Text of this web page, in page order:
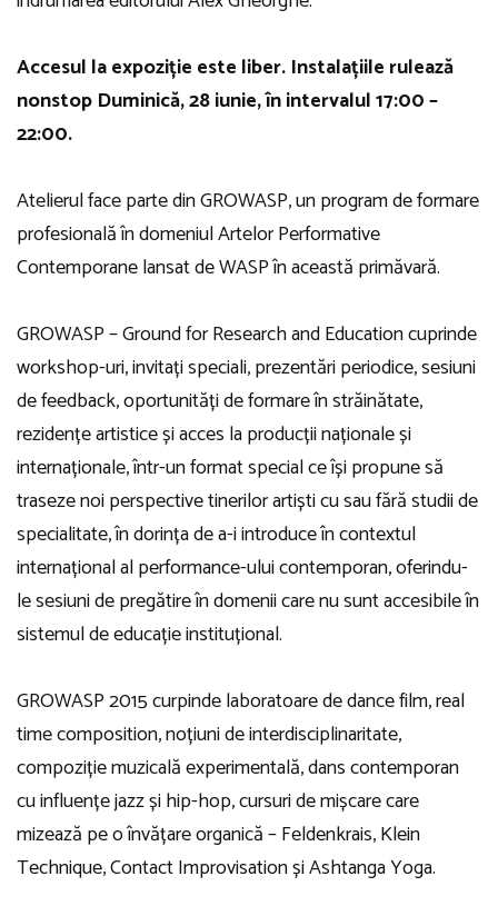
Accesul la expoziție este liber. Instalațiile rulează
nonstop Duminică, 28 iunie, în intervalul 17:00 –
22:00.
Atelierul face parte din GROWASP, un program de formare
profesională în domeniul Artelor Performative
Contemporane lansat de WASP în această primăvară.
GROWASP – Ground for Research and Education cuprinde
workshop-uri, invitați speciali, prezentări periodice, sesiuni
de feedback, oportunități de formare în străinătate,
rezidențe artistice și acces la producții naționale și
internaționale, într-un format special ce își propune să
traseze noi perspective tinerilor artiști cu sau fără studii de
specialitate, în dorința de a-i introduce în contextul
internațional al performance-ului contemporan, oferindu-
le sesiuni de pregătire în domenii care nu sunt accesibile în
sistemul de educație instituțional.
GROWASP 2015 curpinde laboratoare de dance film, real
time composition, noțiuni de interdisciplinaritate,
compoziție muzicală experimentală, dans contemporan
cu influențe jazz și hip-hop, cursuri de mișcare care
mizează pe o învățare organică – Feldenkrais, Klein
Technique, Contact Improvisation și Ashtanga Yoga.